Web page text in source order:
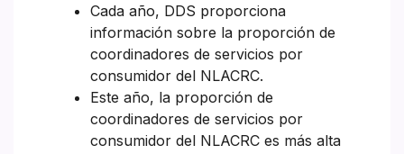
Cada año, DDS proporciona
información sobre la proporción de
coordinadores de servicios por
consumidor del NLACRC.
Este año, la proporción de
coordinadores de servicios por
consumidor del NLACRC es más alta